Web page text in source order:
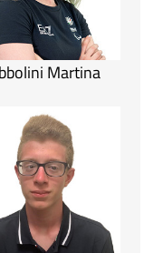
Martina